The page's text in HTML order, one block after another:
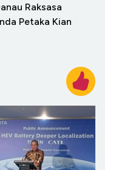
Raksasa
Petaka Kian